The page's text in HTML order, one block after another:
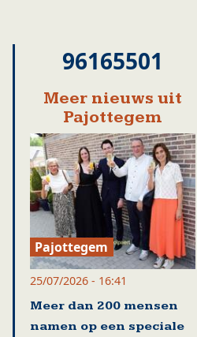
96165501
Meer nieuws uit
Pajottegem
Pajottegem
25/07/2026 - 16:41
Meer dan 200 mensen
namen op een speciale